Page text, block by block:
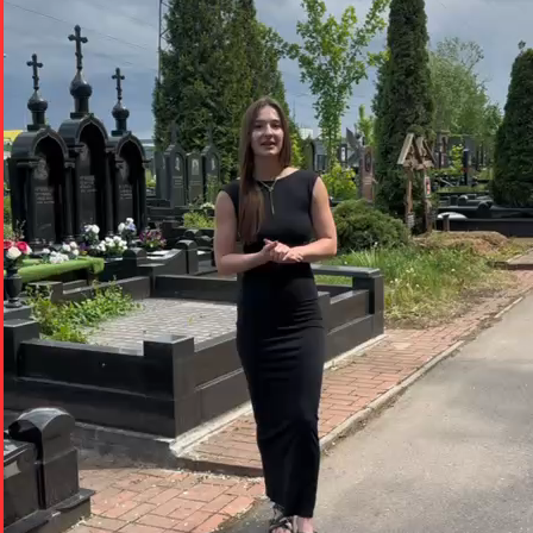
Написать нам
Задайте вопрос в мессенджере
Telegram
WhatsApp
VK
MAX